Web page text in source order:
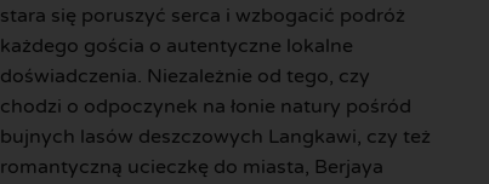
stara się poruszyć serca i wzbogacić podróż
każdego gościa o autentyczne lokalne
doświadczenia. Niezależnie od tego, czy
chodzi o odpoczynek na łonie natury pośród
bujnych lasów deszczowych Langkawi, czy też
romantyczną ucieczkę do miasta, Berjaya